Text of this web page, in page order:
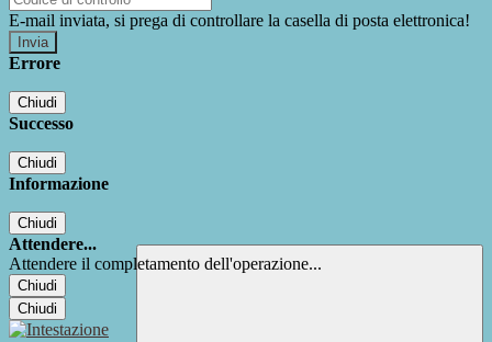
E-mail inviata, si prega di controllare la casella di posta elettronica!
Errore
Chiudi
Successo
Chiudi
Informazione
Chiudi
Attendere...
Attendere il completamento dell'operazione...
Chiudi
Chiudi